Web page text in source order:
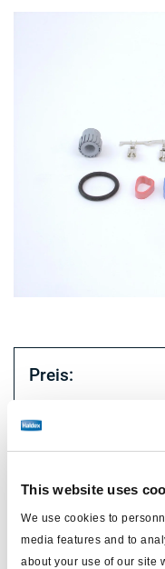
This website uses
We use cookies to
media features and to
about your use of our site
Preis:
Loggen Sie sich ein,
bestellen.
Typ